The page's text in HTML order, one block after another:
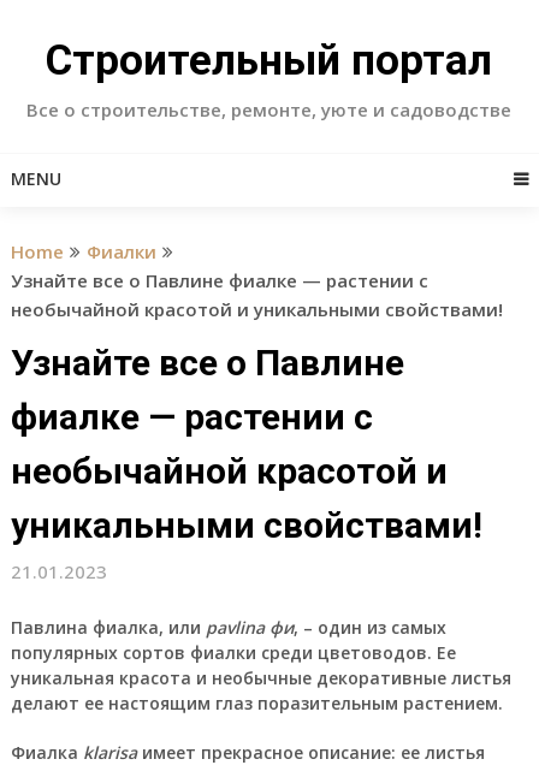
contentСтроительный портал
Все о строительстве, ремонте, уюте и садоводстве
MENU
Home
Фиалки
Узнайте все о Павлине фиалке — растении с
необычайной красотой и уникальными свойствами!
Узнайте все о Павлине
фиалке — растении с
необычайной красотой и
уникальными свойствами!
21.01.2023
Павлина фиалка, или pavlina фи, – один из самых
популярных сортов фиалки среди цветоводов. Ее
уникальная красота и необычные декоративные листья
делают ее настоящим глаз поразительным растением.
Фиалка klarisaимеет прекрасное описание: ее листья